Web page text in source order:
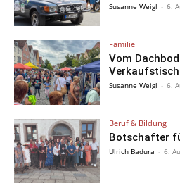
Susanne Weigl - 6.
Familie
Vom
Verkaufstisch
Susanne Weigl - 6.
Beruf & Bildung
Botschafter
Ulrich Badura - 6.